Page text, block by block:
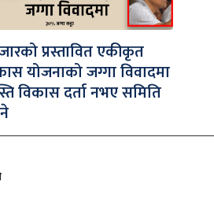
प्रस्तावित एकीकृत
योजनाको जग्गा विवादमा
विकास दर्ता नभए समिति